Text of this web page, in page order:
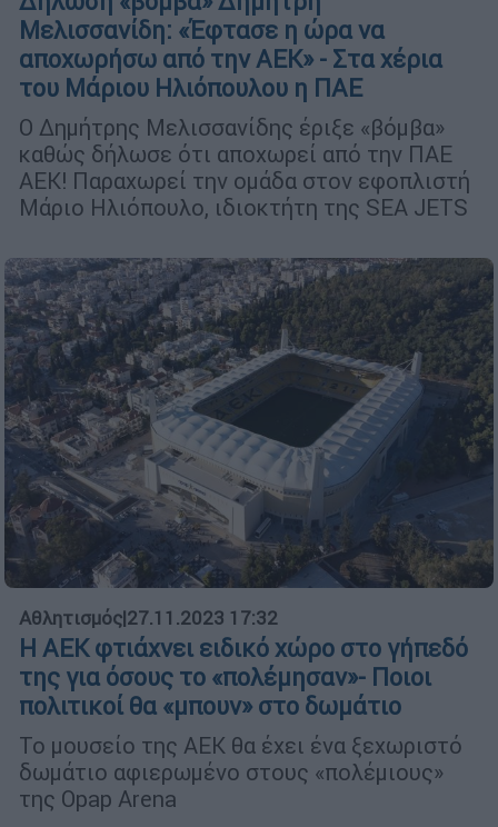
Μελισσανίδη: «Έφτασε η ώρα να
αποχωρήσω από την ΑΕΚ» - Στα χέρια
του Μάριου Ηλιόπουλου η ΠΑΕ
Ο Δημήτρης Μελισσανίδης έριξε «βόμβα»
καθώς δήλωσε ότι αποχωρεί από την ΠΑΕ
ΑΕΚ! Παραχωρεί την ομάδα στον εφοπλιστή
Μάριο Ηλιόπουλο, ιδιοκτήτη της SEA JETS
Αθλητισμός|27.11.2023 17:32
Η ΑΕΚ φτιάχνει ειδικό χώρο στο γήπεδό
της για όσους το «πολέμησαν»- Ποιοι
πολιτικοί θα «μπουν» στο δωμάτιο
Το μουσείο της ΑΕΚ θα έχει ένα ξεχωριστό
δωμάτιο αφιερωμένο στους «πολέμιους»
της Opap Arena